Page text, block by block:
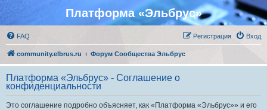
Платформа «Эльбрус»
FAQ Вход
Регистрация
community.elbrus.ru Форум Сообщества Эльбрус
Платформа «Эльбрус» - Соглашение о
конфиденциальности
Это соглашение подробно объясняет, как «Платформа «Эльбрус»» и его